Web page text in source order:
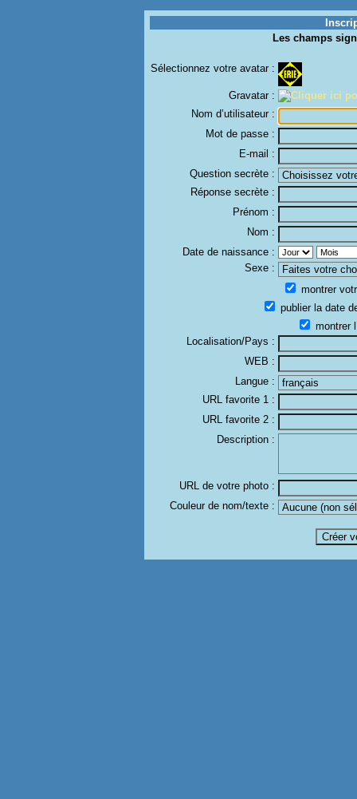
Les champs
Sélectionnez votre avatar :
Gravatar :
Nom d’utilisateur :
Mot de passe :
E-mail :
Question secrète :
Réponse secrète :
Prénom :
Nom :
Date de naissance :
Sexe :
montrer
publier la date
montrer
Localisation/Pays :
WEB :
Langue :
URL favorite 1 :
URL favorite 2 :
Description :
URL de votre photo :
Couleur de nom/texte :